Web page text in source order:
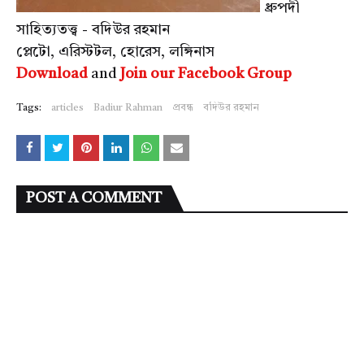
ধ্রুপদী
সাহিত্যতত্ত্ব - বদিউর রহমান
প্লেটো, এরিস্টটল, হোরেস, লঙ্গিনাস
Download and Join our Facebook Group
Tags: articles Badiur Rahman প্রবন্ধ বদিউর রহমান
POST A COMMENT